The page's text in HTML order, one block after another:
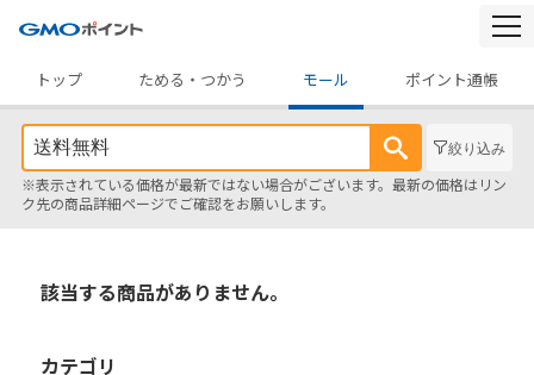
トップ
ためる・つかう モール ポイント通帳
絞り込み
※表示されている価格が最新ではない場合がございます。最新の価格はリン
ク先の商品詳細ページでご確認をお願いします。
該当する商品がありません。
カテゴリ